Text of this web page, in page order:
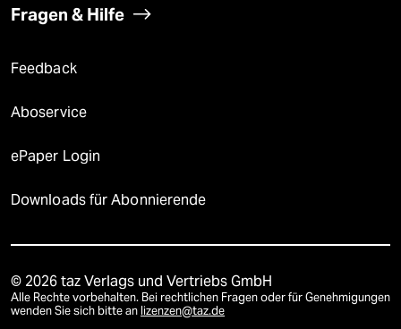
Fragen & Hilfe
Feedback
Aboservice
ePaper Login
Downloads für Abonnierende
© 2026 taz Verlags und Vertriebs GmbH
Alle Rechte vorbehalten. Bei rechtlichen Fragen oder für Genehmigungen
wenden Sie sich bitte an lizenzen@taz.de